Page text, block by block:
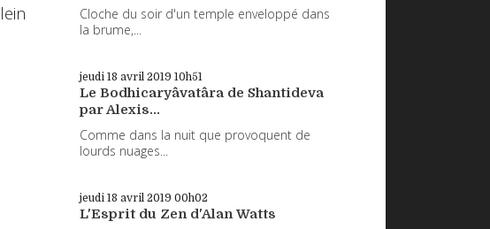
Cloche du soir d'un temple enveloppé dans
la brume,...
jeudi 18 avril 2019 10h51
Le Bodhicaryâvatâra de Shantideva
par Alexis...
Comme dans la nuit que provoquent de
lourds nuages...
jeudi 18 avril 2019 00h02
L'Esprit du Zen d'Alan Watts